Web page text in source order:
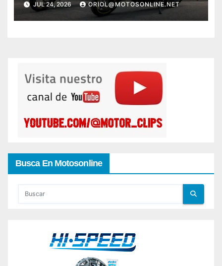
JUL 24, 2026 ORIOL@MOTOSONLINE.NET
Busca En Motosonline